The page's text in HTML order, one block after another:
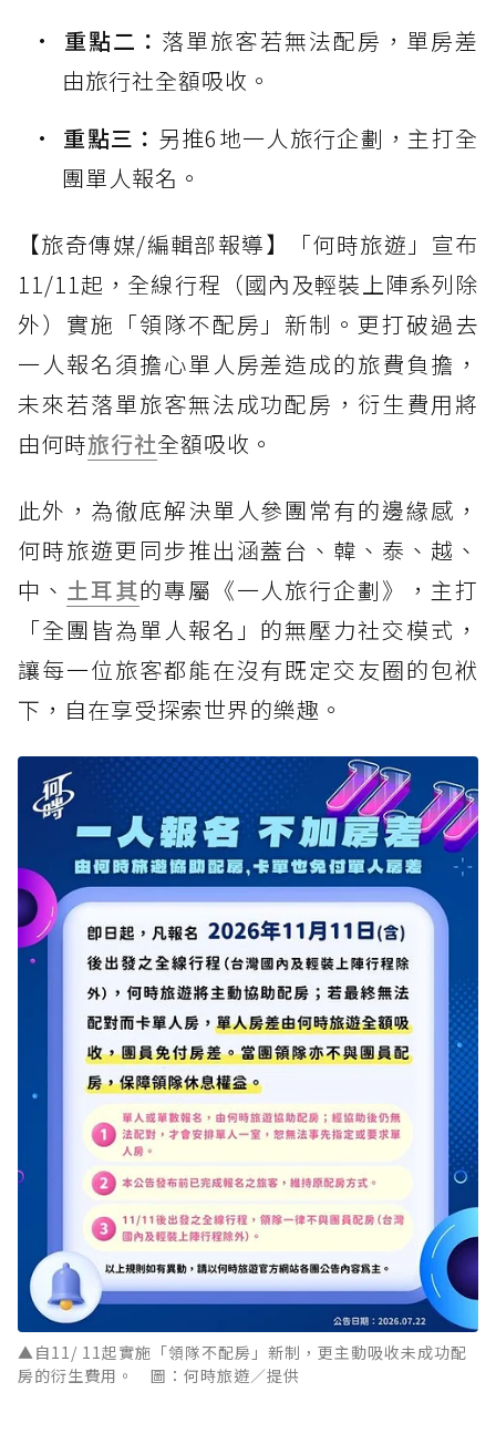
重點二： 落單旅客若無法配房，單房差
由旅行社全額吸收。
重點三： 另推6地一人旅行企劃，主打全
團單人報名。
【旅奇傳媒/編輯部報導】「何時旅遊」宣布
11/11起，全線行程（國內及輕裝上陣系列除
外）實施「領隊不配房」新制。更打破過去
一人報名須擔心單人房差造成的旅費負擔，
未來若落單旅客無法成功配房，衍生費用將
由何時旅行社全額吸收。
此外，為徹底解決單人參團常有的邊緣感，
何時旅遊更同步推出涵蓋台、韓、泰、越、
中、 土耳其的專屬《一人旅行企劃》，主打
「全團皆為單人報名」的無壓力社交模式，
讓每一位旅客都能在沒有既定交友圈的包袱
下，自在享受探索世界的樂趣。
▲自11/ 11起實施「領隊不配房」新制，更主動吸收未成功配
房的衍生費用。 圖：何時旅遊／提供